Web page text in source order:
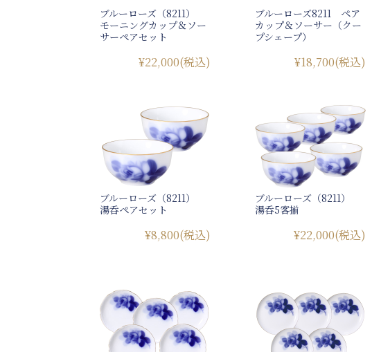
ブルーローズ（8211）
モーニングカップ＆ソー
サーペアセット
¥22,000(税込)
ブルーローズ8211 ペア
カップ＆ソーサー（クー
プシェープ）
¥18,700(税込)
ブルーローズ（8211）
湯呑ペアセット
¥8,800(税込)
ブルーローズ（8211）
湯呑5客揃
¥22,000(税込)